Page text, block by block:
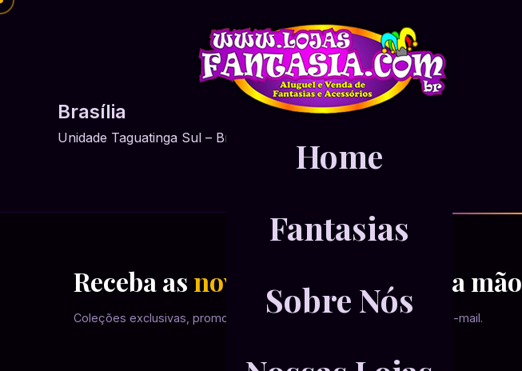
Home
Fantasias
Sobre Nós
Brasília
Unidade Taguatinga Sul – Brasília/DF
Receba as novidades em primeira mão
Coleções exclusivas, promoções e inspirações diretamente no seu e-mail.